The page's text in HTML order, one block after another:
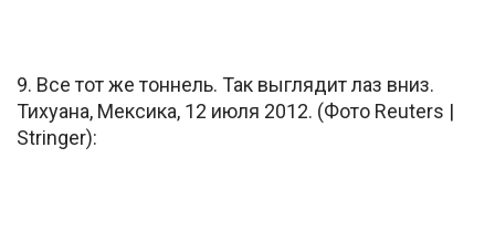
9. Все тот же тоннель. Так выглядит лаз вниз.
Тихуана, Мексика, 12 июля 2012. (Фото Reuters |
Stringer):